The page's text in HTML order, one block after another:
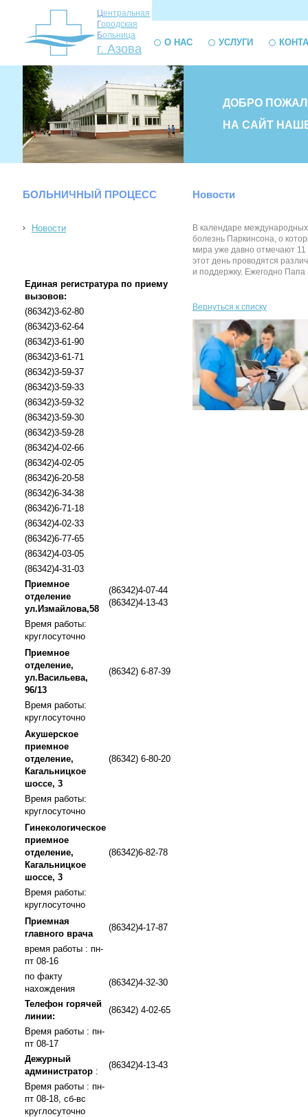
Центральная
Городская
Больница
г. Азова О НАС УСЛУГИ
ДОБРО
НА САЙТ
БОЛЬНИЧНЫЙ ПРОЦЕСС
Новости
Единая регистратура по приему
вызовов:
(86342)3-62-80
(86342)3-62-64
(86342)3-61-90
(86342)3-61-71
(86342)3-59-37
(86342)3-59-33
(86342)3-59-32
(86342)3-59-30
(86342)3-59-28
(86342)4-02-66
(86342)4-02-05
(86342)6-20-58
(86342)6-34-38
(86342)6-71-18
(86342)4-02-33
(86342)6-77-65
(86342)4-03-05
(86342)4-31-03
Приемное
отделение
ул.Измайлова,58
(86342)4-07-44
(86342)4-13-43
Время работы:
круглосуточно
Приемное
отделение,
ул.Васильева,
96/13
(86342) 6-87-39
Время работы:
круглосуточно
Акушерское
приемное
отделение,
Кагальницкое
шоссе, 3
(86342) 6-80-20
Время работы:
круглосуточно
Гинекологическое
приемное
отделение,
Кагальницкое
шоссе, 3
(86342)6-82-78
Время работы:
круглосуточно
Приемная
главного врача
(86342)4-17-87
время работы : пн-
пт 08-16
по факту
нахождения
(86342)4-32-30
Телефон горячей
линии:
(86342) 4-02-65
Время работы : пн-
пт 08-17
Дежурный
администратор :
(86342)4-13-43
Время работы : пн-
пт 08-18, сб-вс
круглосуточно
Новости
В календаре
болезнь Паркинсона, о
мира уже давно отмечают
этот день проводятся
и поддержку. Ежегодно
Вернуться к списку